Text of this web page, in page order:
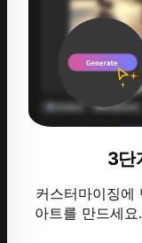
3단
커스터마이징에
아트를 만드세